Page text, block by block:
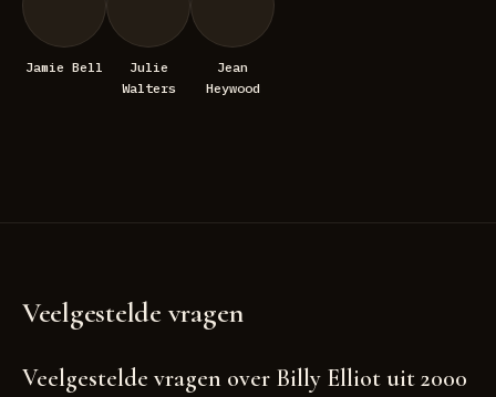
Jamie Bell
Julie
Walters
Jean
Heywood
Veelgestelde vragen
Veelgestelde vragen over Billy Elliot uit 2000